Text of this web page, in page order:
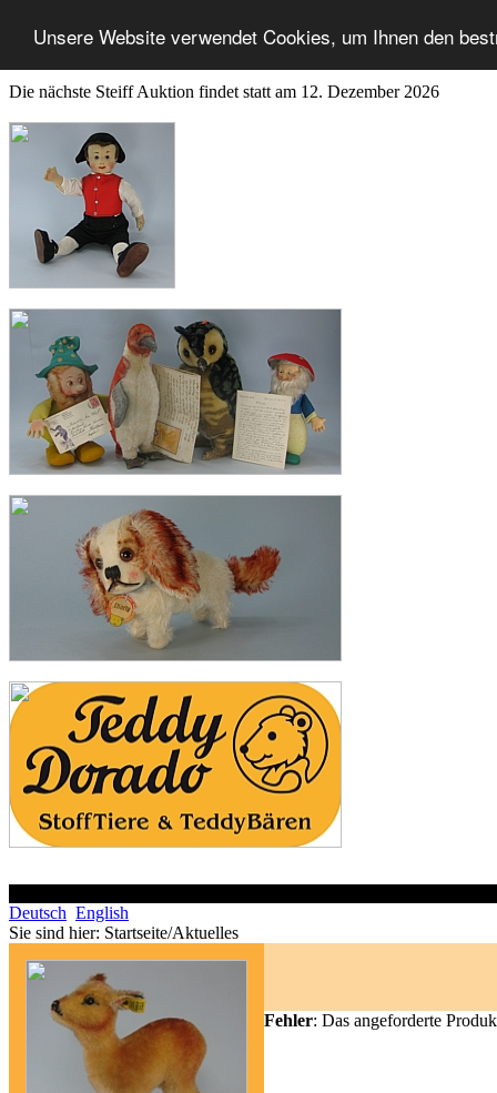
Unsere Website verwendet Cookies, um Ihnen den
Die nächste Steiff Auktion findet statt am 12. Dezember 2026
Deutsch English
Sie sind hier: Startseite/Aktuelles
Fehler: Das angeforderte